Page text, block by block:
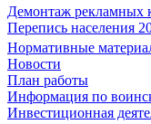
Демонтаж рекламных
Перепись населения
Нормативные
Новости
План работы
Информация по
Инвестиционная